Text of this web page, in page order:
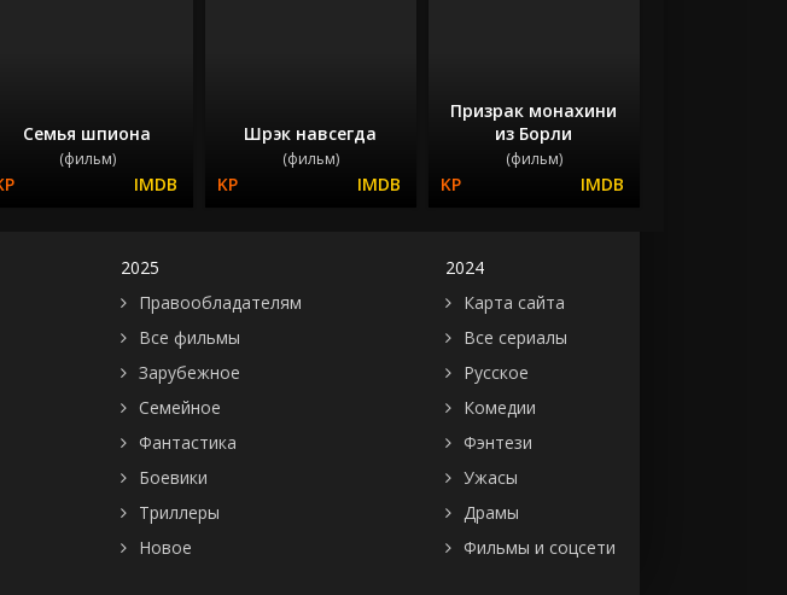
Семья шпиона
(фильм)
Шрэк навсегда
(фильм)
Призрак монахини
из Борли
(фильм)
2025
Правообладателям
Все фильмы
Зарубежное
Семейное
Фантастика
Боевики
Триллеры
Новое
2024
Карта сайта
Все сериалы
Русское
Комедии
Фэнтези
Ужасы
Драмы
Фильмы и соцсети